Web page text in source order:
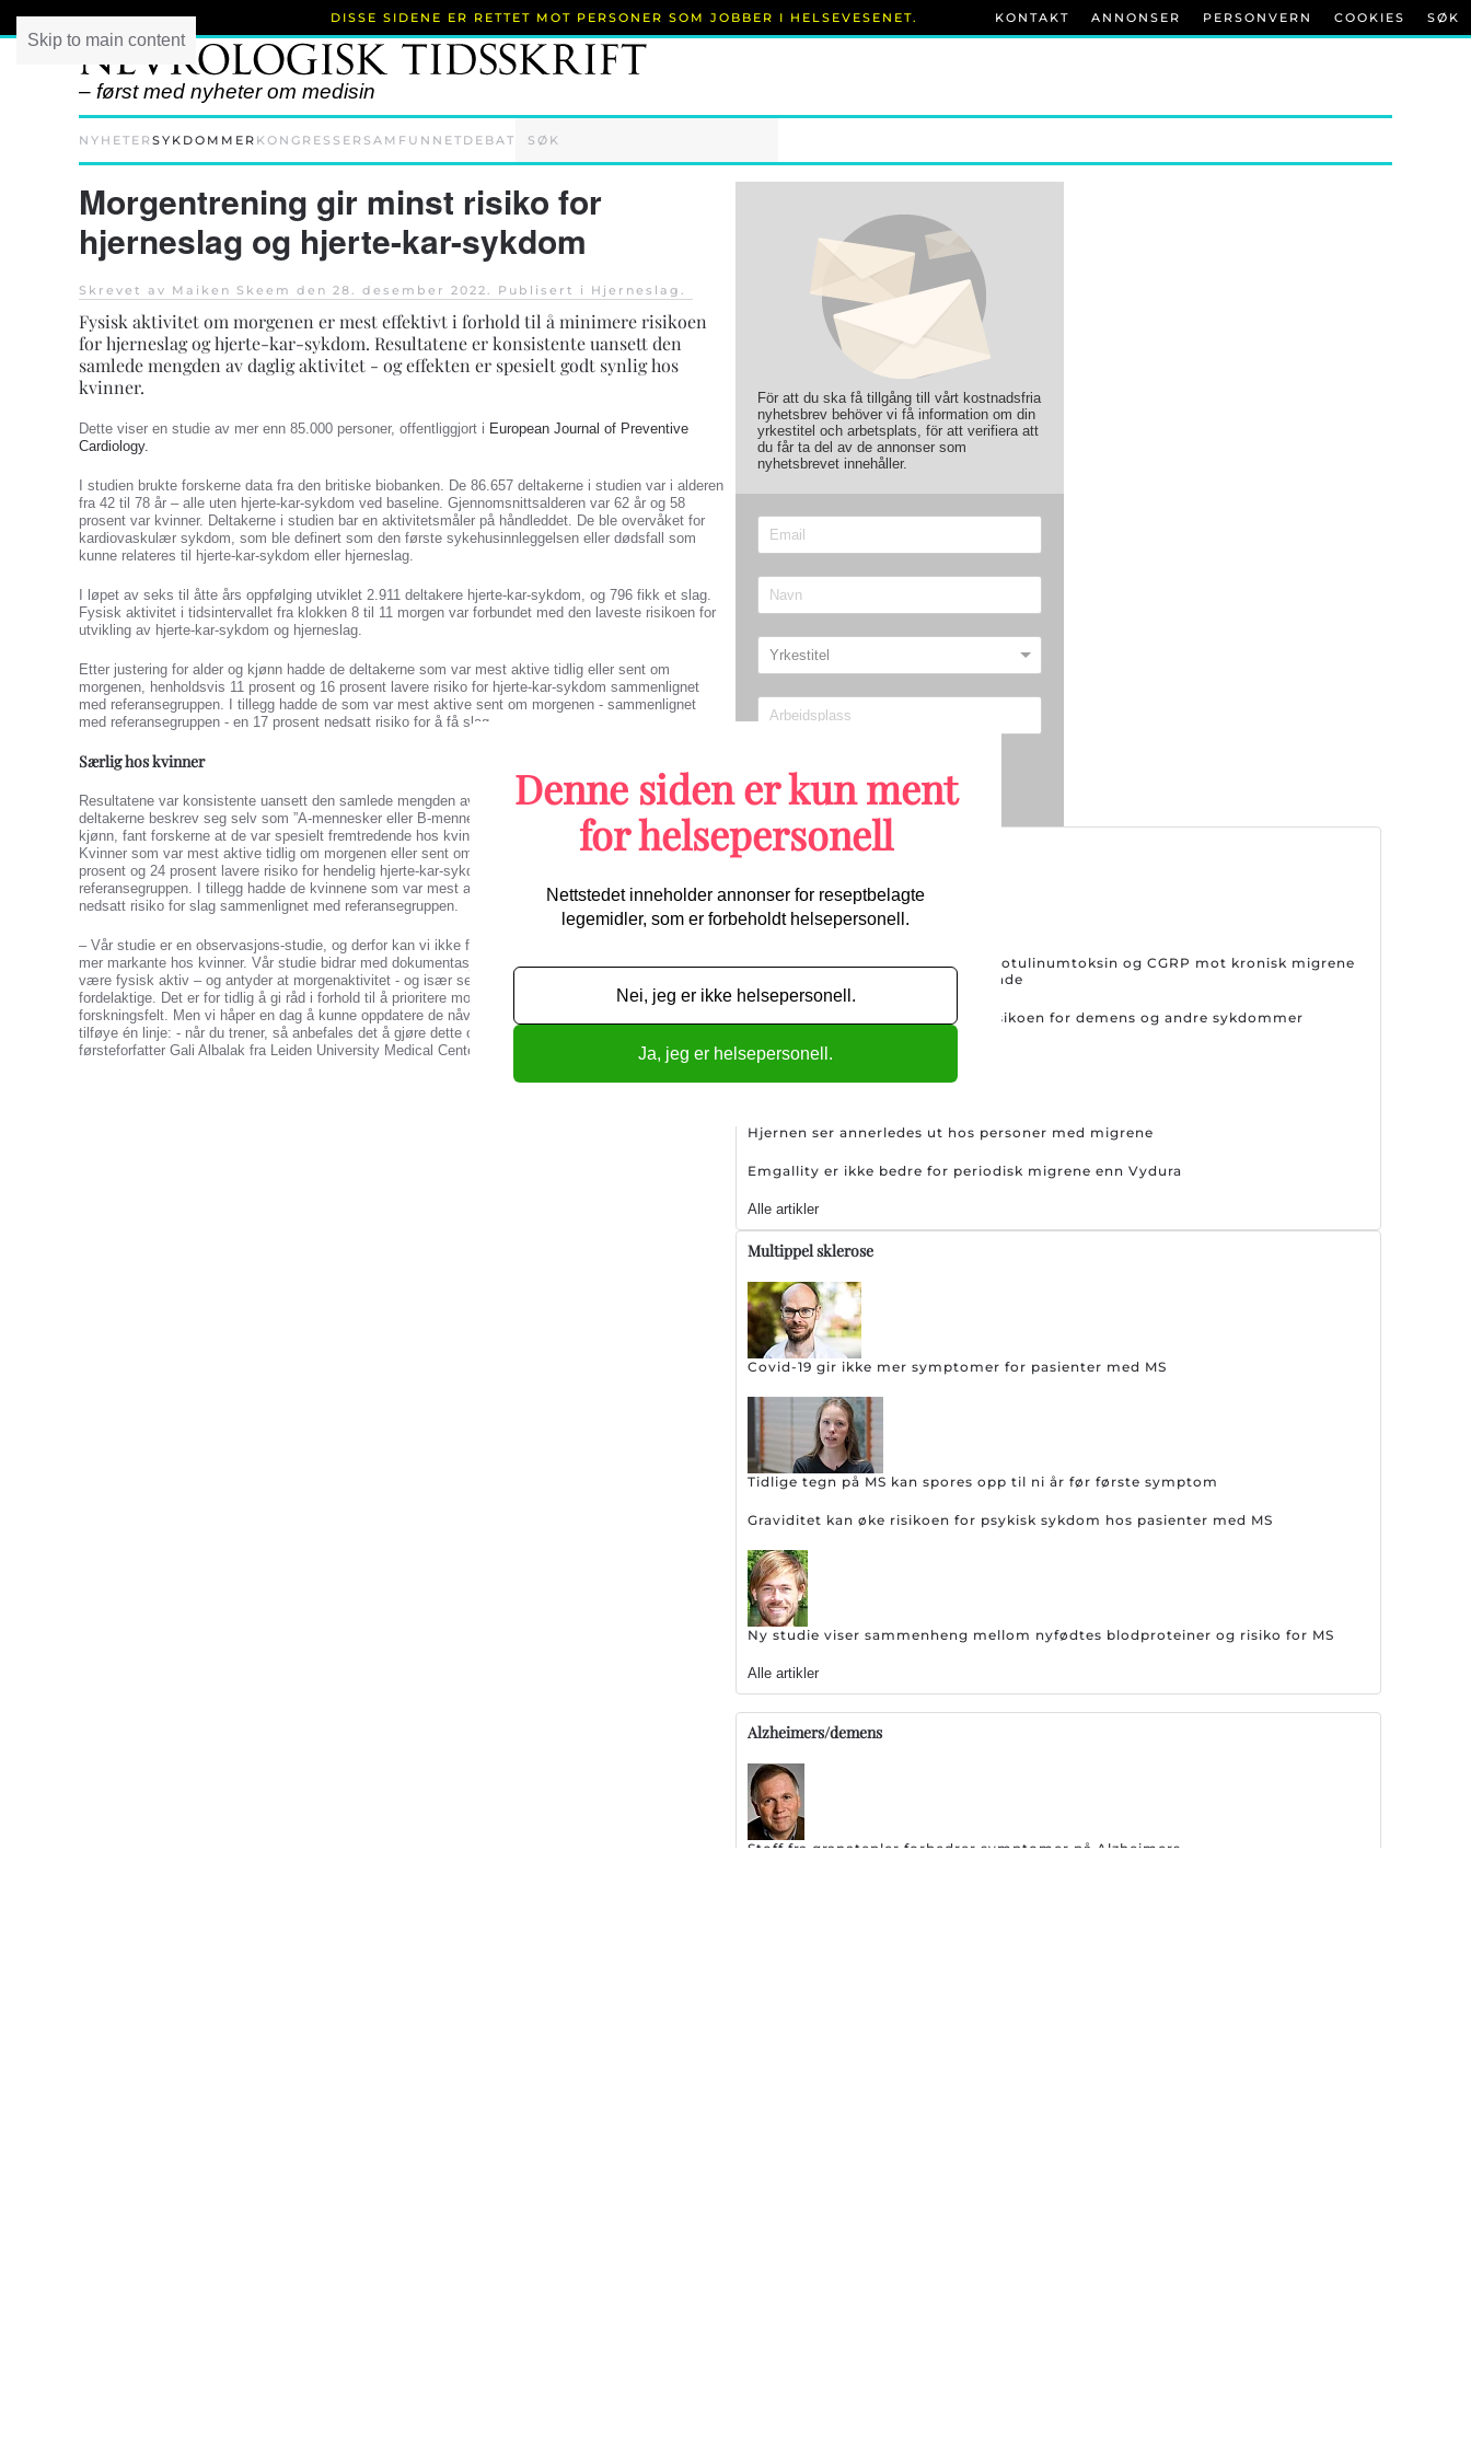
Skip to main content
– først med nyheter om medisin
NYHETER SYKDOMMER KONGRESSER SAMFUNNET DEBAT
DISSE SIDENE ER RETTET MOT PERSONER SOM JOBBER I HELSEVESENET. KONTAKT ANNONSER PERSONVERN COOKIES SØK
Morgentrening gir minst risiko for
hjerneslag og hjerte-kar-sykdom
Skrevet av Maiken Skeem den 28. desember 2022. Publisert i Hjerneslag .
Fysisk aktivitet om morgenen er mest effektivt i forhold til å minimere risikoen
for hjerneslag og hjerte-kar-sykdom. Resultatene er konsistente uansett den
samlede mengden av daglig aktivitet - og effekten er spesielt godt synlig hos
kvinner.
Dette viser en studie av mer enn 85.000 personer, offentliggjort i European Journal of Preventive
Cardiology.
I studien brukte forskerne data fra den britiske biobanken. De 86.657 deltakerne i studien var i alderen
fra 42 til 78 år – alle uten hjerte-kar-sykdom ved baseline. Gjennomsnittsalderen var 62 år og 58
prosent var kvinner. Deltakerne i studien bar en aktivitetsmåler på håndleddet. De ble overvåket for
kardiovaskulær sykdom, som ble definert som den første sykehusinnleggelsen eller dødsfall som
kunne relateres til hjerte-kar-sykdom eller hjerneslag.
I løpet av seks til åtte års oppfølging utviklet 2.911 deltakere hjerte-kar-sykdom, og 796 fikk et slag.
Fysisk aktivitet i tidsintervallet fra klokken 8 til 11 morgen var forbundet med den laveste risikoen for
utvikling av hjerte-kar-sykdom og hjerneslag.
Etter justering for alder og kjønn hadde de deltakerne som var mest aktive tidlig eller sent om
morgenen, henholdsvis 11 prosent og 16 prosent lavere risiko for hjerte-kar-sykdom sammenlignet
med referansegruppen. I tillegg hadde de som var mest aktive sent om morgenen - sammenlignet
med referansegruppen - en 17 prosent nedsatt risiko for å få slag.
Særlig hos kvinner
Resultatene var konsistente uansett den samlede mengden av daglige aktiviteter, og uansett om
deltakerne beskrev seg selv som ”A-mennesker eller B-mennesker.” Da resultatene ble analysert etter
kjønn, fant forskerne at de var spesielt fremtredende hos kvinner - men ikke-signifikante for menn.
Kvinner som var mest aktive tidlig om morgenen eller sent om morgenen, hadde henholdsvis 22
prosent og 24 prosent lavere risiko for hendelig hjerte-kar-sykdom sammenlignet med
referansegruppen. I tillegg hadde de kvinnene som var mest aktive sent om morgenen, en 35 prosent
nedsatt risiko for slag sammenlignet med referansegruppen.
– Vår studie er en observasjons-studie, og derfor kan vi ikke forklare hvorfor sammenhengene var
mer markante hos kvinner. Vår studie bidrar med dokumentasjon for de helsemessige fordelene ved å
være fysisk aktiv – og antyder at morgenaktivitet - og især sen morgen-aktivitet - kan være den mest
fordelaktige. Det er for tidlig å gi råd i forhold til å prioritere morgenmosjon, da dette er et ganske nytt
forskningsfelt. Men vi håper en dag å kunne oppdatere de nåværende anbefalingene ved å bare
tilføye én linje: - når du trener, så anbefales det å gjøre dette om morgenen, sier studiens
førsteforfatter Gali Albalak fra Leiden University Medical Center.
För att du ska få tillgång till vårt kostnadsfria
nyhetsbrev behöver vi få information om din
yrkestitel och arbetsplats, för att verifiera att
du får ta del av de annonser som
nyhetsbrevet innehåller.
Send
Migrene/hodepine
Første randomiserte studien på botulinumtoksin og CGRP mot kronisk migrene
starter opp: Kan bli praksisendrende
Sjeldent hodepinetilstand øker risikoen for demens og andre sykdommer
Hjernen ser annerledes ut hos personer med migrene
Emgallity er ikke bedre for periodisk migrene enn Vydura
Alle artikler
Multippel sklerose
Covid-19 gir ikke mer symptomer for pasienter med MS
Tidlige tegn på MS kan spores opp til ni år før første symptom
Graviditet kan øke risikoen for psykisk sykdom hos pasienter med MS
Ny studie viser sammenheng mellom nyfødtes blodproteiner og risiko for MS
Alle artikler
Alzheimers/demens
Stoff fra granatepler forbedrer symptomer på Alzheimers
Denne siden er kun ment
for helsepersonell
Nettstedet inneholder annonser for reseptbelagte
legemidler, som er forbeholdt helsepersonell.
Nei, jeg er ikke helsepersonell.
Ja, jeg er helsepersonell.